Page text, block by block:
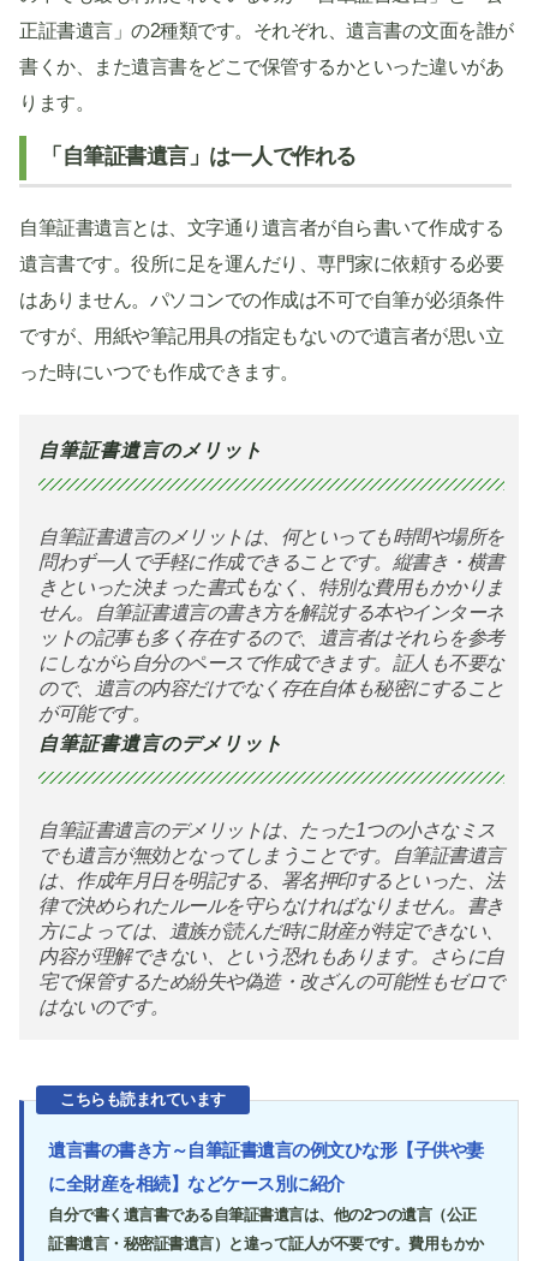
正証書遺言」の2種類です。それぞれ、遺言書の文面を誰が
書くか、また遺言書をどこで保管するかといった違いがあ
ります。
「自筆証書遺言」は一人で作れる
自筆証書遺言とは、文字通り遺言者が自ら書いて作成する
遺言書です。役所に足を運んだり、専門家に依頼する必要
はありません。パソコンでの作成は不可で自筆が必須条件
ですが、用紙や筆記用具の指定もないので遺言者が思い立
った時にいつでも作成できます。
自筆証書遺言のメリット
自筆証書遺言のメリットは、何といっても時間や場所を
問わず一人で手軽に作成できることです。縦書き・横書
きといった決まった書式もなく、特別な費用もかかりま
せん。自筆証書遺言の書き方を解説する本やインターネ
ットの記事も多く存在するので、遺言者はそれらを参考
にしながら自分のペースで作成できます。証人も不要な
ので、遺言の内容だけでなく存在自体も秘密にすること
が可能です。
自筆証書遺言のデメリット
自筆証書遺言のデメリットは、たった1つの小さなミス
でも遺言が無効となってしまうことです。自筆証書遺言
は、作成年月日を明記する、署名押印するといった、法
律で決められたルールを守らなければなりません。書き
方によっては、遺族が読んだ時に財産が特定できない、
内容が理解できない、という恐れもあります。さらに自
宅で保管するため紛失や偽造・改ざんの可能性もゼロで
はないのです。
こちらも読まれています
遺言書の書き方～自筆証書遺言の例文ひな形【子供や妻
に全財産を相続】などケース別に紹介
自分で書く遺言書である自筆証書遺言は、他の2つの遺言（公正
証書遺言・秘密証書遺言）と違って証人が不要です。費用もかか